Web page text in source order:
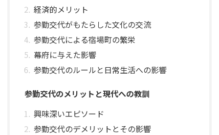
経済的メリット
参勤交代がもたらした文化の交流
参勤交代による宿場町の繁栄
幕府に与えた影響
参勤交代のルールと日常生活への影響
参勤交代のメリットと現代への教訓
興味深いエピソード
参勤交代のデメリットとその影響